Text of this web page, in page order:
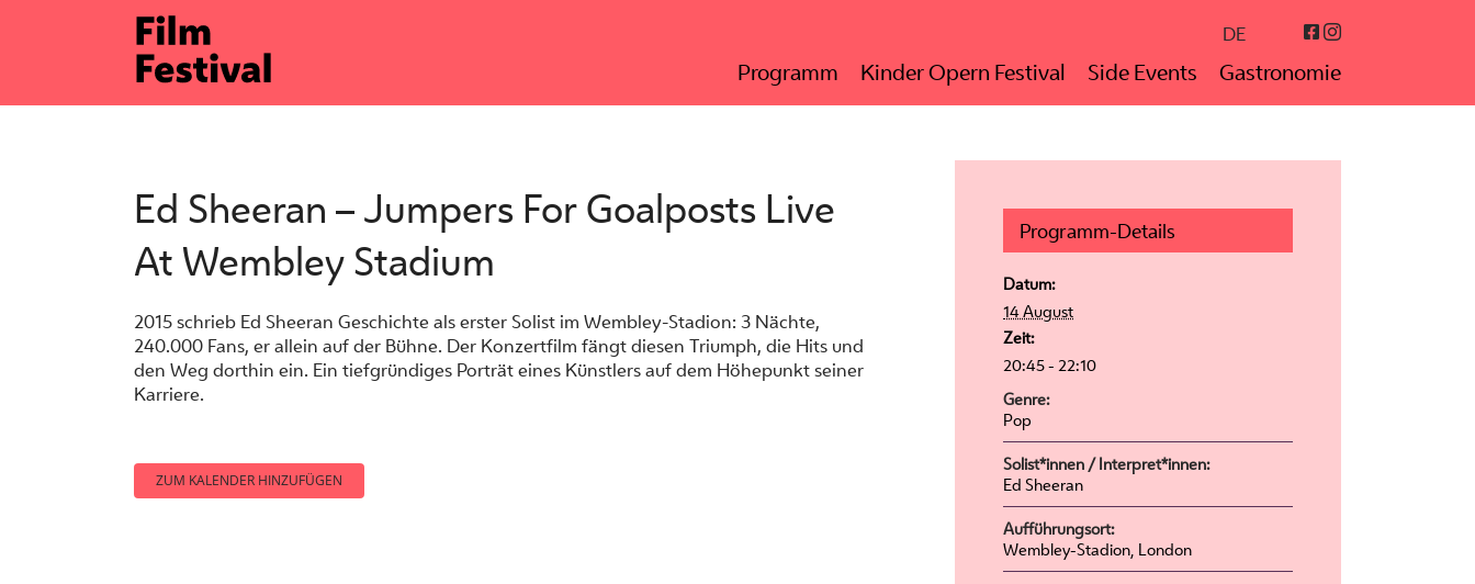
DE Facebook
Programm Kinder Opern Festival Side Events Gastronomie
Ed Sheeran – Jumpers For Goalposts Live
At Wembley Stadium
2015 schrieb Ed Sheeran Geschichte als erster Solist im Wembley-Stadion: 3 Nächte,
240.000 Fans, er allein auf der Bühne. Der Konzertfilm fängt diesen Triumph, die Hits und
den Weg dorthin ein. Ein tiefgründiges Porträt eines Künstlers auf dem Höhepunkt seiner
Karriere.
ZUM KALENDER HINZUFÜGEN
Programm-Details
Datum:
14 August
Zeit:
20:45 - 22:10
Genre:
Pop
Solist*innen / Interpret*innen:
Ed Sheeran
Aufführungsort:
Wembley-Stadion, London